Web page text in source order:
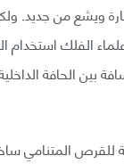
ويشع من جديد.
الفلك استخدام
بين الحافة
للقرص المتنامي